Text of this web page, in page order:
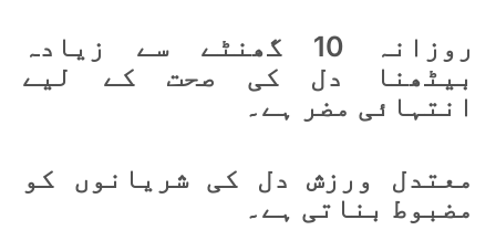
روزانہ 10 گھنٹے سے زیادہ
بیٹھنا دل کی صحت کے لیے
انتہائی مضر ہے۔
معتدل ورزش دل کی شریانوں کو
مضبوط بناتی ہے۔